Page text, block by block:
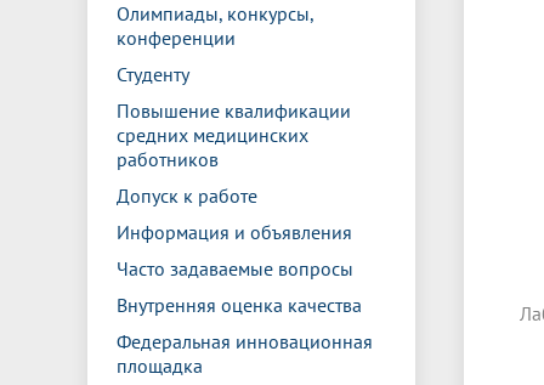
Олимпиады, конкурсы,
конференции
Студенту
Повышение квалификации
средних медицинских
работников
Допуск к работе
Информация и объявления
Часто задаваемые вопросы
Внутренняя оценка качества
Федеральная инновационная
площадка